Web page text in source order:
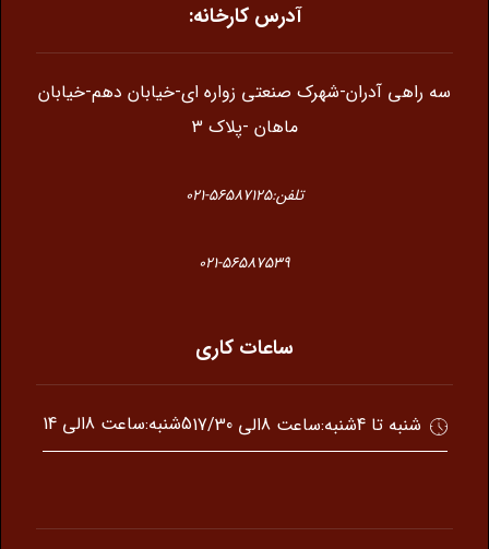
آدرس کارخانه:
سه راهی آدران-شهرک صنعتی زواره ای-خیابان دهم-خیابان
ماهان -پلاک 3
تلفن:56587125-021
021-56587539
ساعات کاری
شنبه تا 4شنبه:ساعت 8الی 17/30 5شنبه:ساعت 8الی 14